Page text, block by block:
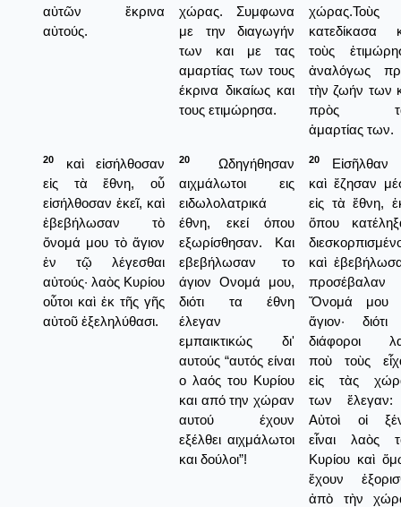
αὐτῶν ἔκρινα
αὐτούς.
χώρας. Συμφωνα
με την διαγωγήν
των και με τας
αμαρτίας των τους
έκρινα δικαίως και
τους ετιμώρησα.
χώρας.Τοὺς
κατεδίκασα
τοὺς
ἀναλόγως
τὴν ζωήν των
πρὸς
ἁμαρτίας των.
20
καὶ εἰσήλθοσαν
εἰς τὰ ἔθνη, οὗ
εἰσήλθοσαν ἐκεῖ, καὶ
ἐβεβήλωσαν τὸ
ὄνομά μου τὸ ἅγιον
ἐν τῷ λέγεσθαι
αὐτούς· λαὸς Κυρίου
οὗτοι καὶ ἐκ τῆς γῆς
αὐτοῦ ἐξεληλύθασι.
20
Ωδηγήθησαν
αιχμάλωτοι εις
ειδωλολατρικά
έθνη, εκεί όπου
εξωρίσθησαν. Και
εβεβήλωσαν το
άγιον Ονομά μου,
διότι τα έθνη
έλεγαν
εμπαικτικώς δι'
αυτούς “αυτός είναι
ο λαός του Κυρίου
και από την χώραν
αυτού έχουν
εξέλθει αιχμάλωτοι
και δούλοι”!
20
Εἰσῆλθαν
καὶ ἔζησαν
εἰς τὰ ἔθνη,
ὅπου
καὶ
προσέβαλαν
Ὄνομά μου
ἅγιον· διότι
διάφοροι
ποὺ τοὺς
εἰς τὰς
των
Αὐτοὶ οἱ
εἶναι λαὸς
Κυρίου καὶ
ἔχουν
ἀπὸ τὴν